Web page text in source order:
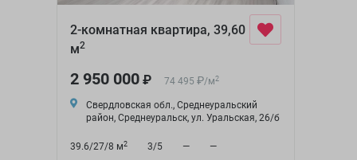
2-комнатная квартира, 39,60
м2
2 950 000₽ 74 495 ₽/м2
Свердловская обл., Среднеуральский
район, Среднеуральск, ул. Уральская, 26/б
39.6/27/8 м2 3/5 — —